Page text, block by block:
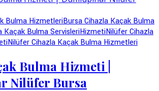
Bulma HizmetleriBursa Cihazla Kaçak Bulma
Kaçak Bulma ServisleriHizmetiNilüfer Cihazla
Nilüfer Cihazla Kaçak Bulma Hizmetleri
Bulma Hizmeti |
Nilüfer Bursa